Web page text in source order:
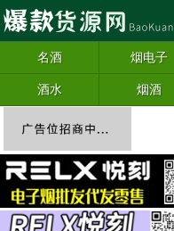
名酒 烟电子
酒水 烟酒